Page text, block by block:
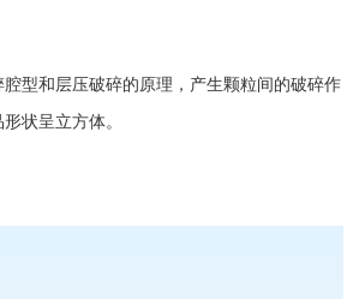
和层压破碎的原理，产生颗粒间的破碎作
状呈立方体。